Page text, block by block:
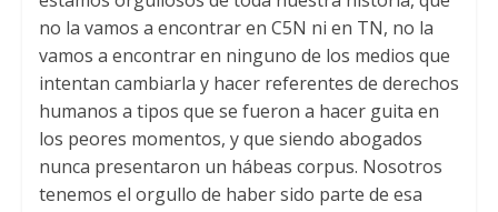
no la vamos a encontrar en C5N ni en TN, no la
vamos a encontrar en ninguno de los medios que
intentan cambiarla y hacer referentes de derechos
humanos a tipos que se fueron a hacer guita en
los peores momentos, y que siendo abogados
nunca presentaron un hábeas corpus. Nosotros
tenemos el orgullo de haber sido parte de esa